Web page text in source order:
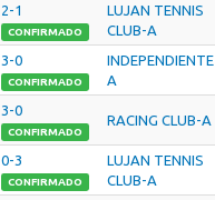
2-1
CONFIRMADO
LUJAN TENNIS
CLUB-A
3-0
CONFIRMADO
A
3-0
CONFIRMADO
RACING CLUB-A
0-3
CONFIRMADO
LUJAN TENNIS
CLUB-A